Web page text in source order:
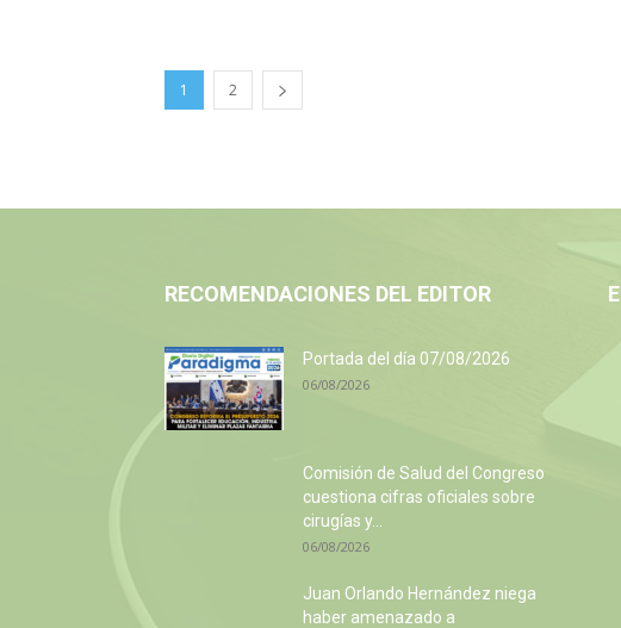
1 2
RECOMENDACIONES DEL EDITOR
Portada del día 07/08/2026
06/08/2026
Comisión de Salud del Congreso
cuestiona cifras oficiales sobre
cirugías y...
06/08/2026
Juan Orlando Hernández niega
haber amenazado a